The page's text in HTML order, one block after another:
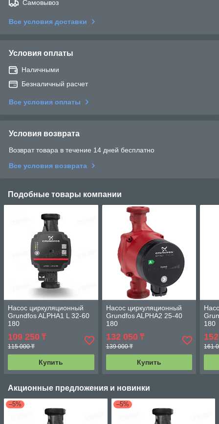
Самовывоз
Все условия доставки
Условия оплаты
Наличными
Безналичный расчет
Все условия оплаты
Условия возврата
Возврат товара в течение 14 дней бесплатно
Все условия возврата
Подобные товары компании
Насос циркуляционный
Grundfos ALPHA1 L 32-60
180
109 250 ₸
115 000 ₸
Купить
Насос циркуляционный
Grundfos ALPHA2 25-40
180
132 050₸
139 000 ₸
Купить
180
161
Акционные предложения и новинки
–5% –5%